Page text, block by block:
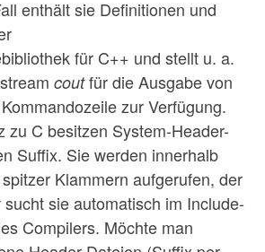
enthält sie Definitionen und
für C++ und stellt u. a.
coutfür die Ausgabe von
zur Verfügung.
zu C besitzen System-Header-
Suffix. Sie werden innerhalb
Klammern aufgerufen, der
sie automatisch im Include-
Compilers. Möchte man